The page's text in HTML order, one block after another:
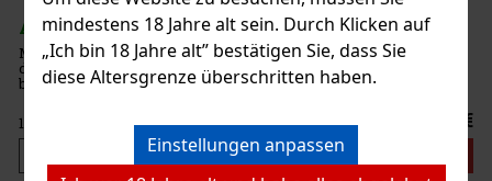
mindestens 18 Jahre alt sein. Durch Klicken auf
„Ich bin 18 Jahre alt” bestätigen Sie, dass Sie
diese Altersgrenze überschritten haben.
Einstellungen anpassen
Basis,
Er
14.99 €